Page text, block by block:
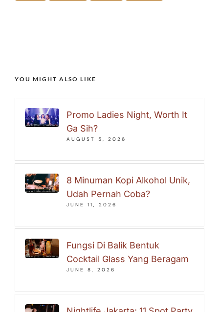
YOU MIGHT ALSO LIKE
Promo Ladies Night, Worth It
Ga Sih?
AUGUST 5, 2026
8 Minuman Kopi Alkohol Unik,
Udah Pernah Coba?
JUNE 11, 2026
Fungsi Di Balik Bentuk
Cocktail Glass Yang Beragam
JUNE 8, 2026